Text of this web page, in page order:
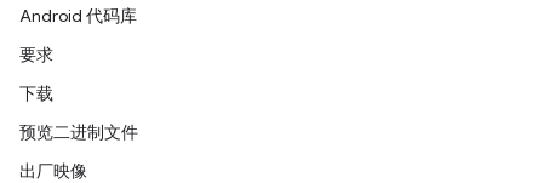
Android 代码库
要求
下载
预览二进制文件
出厂映像